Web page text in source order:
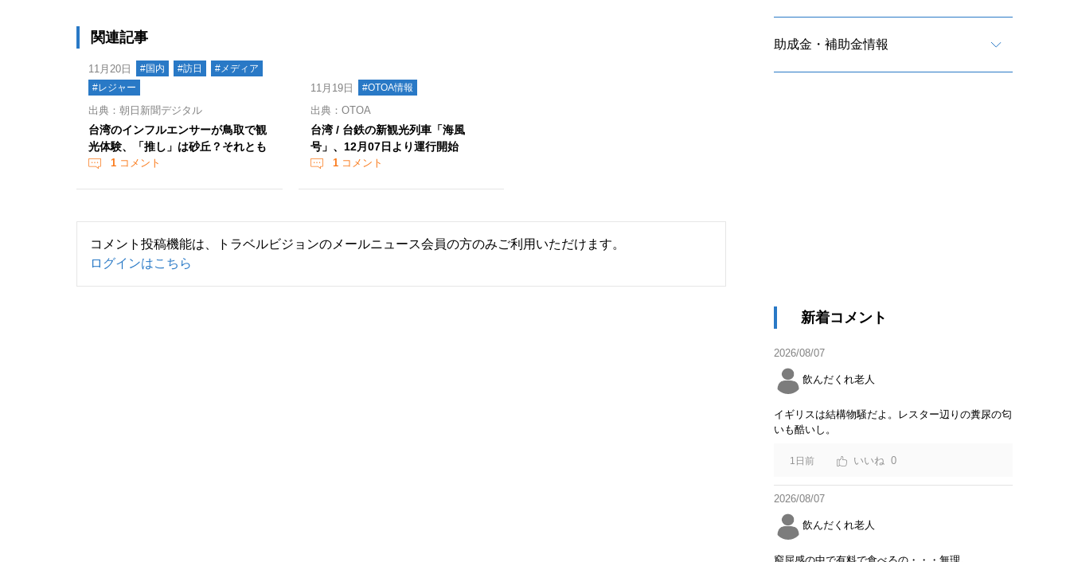
関連記事
11月20日 #国内 #訪日
#メディア
#レジャー
出典：朝日新聞デジタル
台湾のインフルエンサーが鳥取で観
光体験、「推し」は砂丘？それとも
1 コメント
11月19日 #OTOA情報
出典：OTOA
台湾 / 台鉄の新観光列車「海風
号」、12月07日より運行開始
1コメント
コメント投稿機能は、トラベルビジョンのメールニュース会員の方のみご利用いただけます。
ログインはこちら
助成金・補助金情報
新着コメント
2026/08/07
飲んだくれ老人
イギリスは結構物騒だよ。レスター辺りの糞尿の匂
いも酷いし。
1日前 0
2026/08/07
飲んだくれ老人